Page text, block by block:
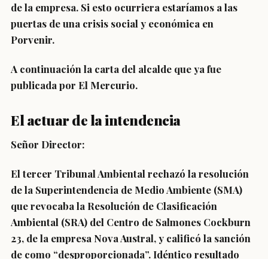
de la empresa. Si esto ocurriera estaríamos a las
puertas de una crisis social y económica en
Porvenir.
A continuación la carta del alcalde que ya fue
publicada por El Mercurio.
El actuar de la intendencia
Señor Director:
El tercer Tribunal Ambiental rechazó la resolución
de la Superintendencia de Medio Ambiente (SMA)
que revocaba la Resolución de Clasificación
Ambiental (SRA) del Centro de Salmones Cockburn
23, de la empresa Nova Austral, y calificó la sanción
de como “desproporcionada”. Idéntico resultado